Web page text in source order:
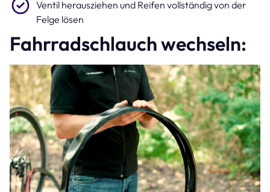
Ventil herausziehen und Reifen vollständig von der
Felge lösen
Fahrradschlauch wechseln: